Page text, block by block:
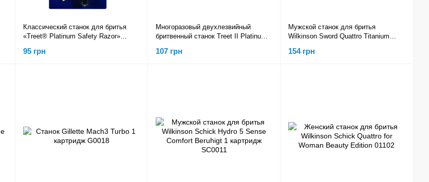
Классический станок для бритья
«Treet® Platinum Safety Razor»
95 грн
Многоразовый двухлезвийный
бритвенный станок Treet II Platinum
107 грн
Мужской станок для бритья
Wilkinson Sword Quattro Titanium
154 грн